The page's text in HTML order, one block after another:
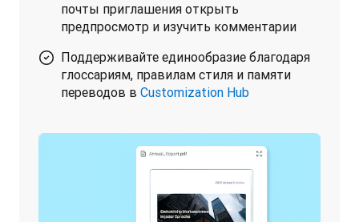
почты приглашения открыть
предпросмотр и изучить комментарии
Поддерживайте единообразие благодаря
глоссариям, правилам стиля и памяти
переводов в Customization Hub